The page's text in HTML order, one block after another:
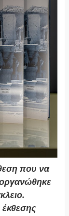
που να
έκθεσης